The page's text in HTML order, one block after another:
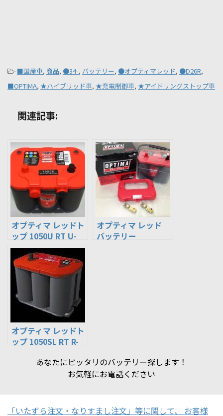
-■国産車, 商品, ●34-, バッテリー, ●オプティマレッド, ●D26R,
■OPTIMA, ★ハイブリッド車, ★充電制御車, ★アイドリングストップ車
関連記事:
オプティマ レッドト
ップ 1050U RT U-
4.2L ＯＰＴＩＭＡ
バッテリー 8004-
250 34/78
オプティマ レッド
バッテリー
オプティマ レッドト
ップ 1050SL RT R-
バッテリー 8003-
あなたにピッタリのバッテリー探します！
お気軽にお電話ください
「いたずら注文・なりすまし注文」等に関して、 お客様